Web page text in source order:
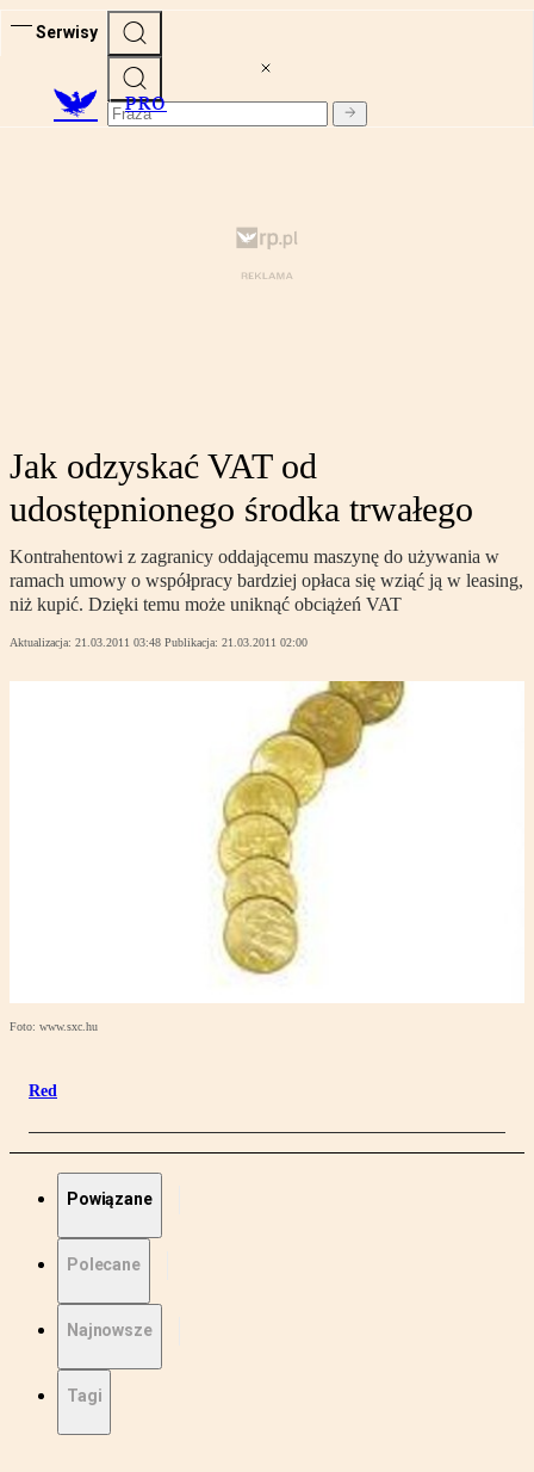
Serwisy
PRO
Jak odzyskać VAT od
udostępnionego środka trwałego
Kontrahentowi z zagranicy oddającemu maszynę do używania w
ramach umowy o współpracy bardziej opłaca się wziąć ją w leasing,
niż kupić. Dzięki temu może uniknąć obciążeń VAT
Aktualizacja: 21.03.2011 03:48 Publikacja: 21.03.2011 02:00
Foto: www.sxc.hu
Red
Powiązane
Polecane
Najnowsze
Tagi